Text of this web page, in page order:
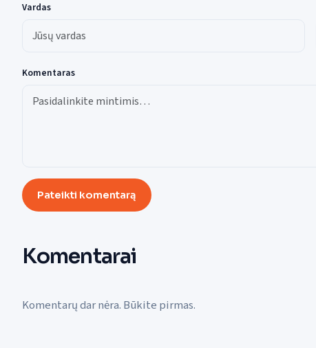
Vardas
Komentaras
Pateikti komentarą
Komentarai
Komentarų dar nėra. Būkite pirmas.